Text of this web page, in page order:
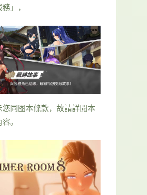
」，
您同图本條款，故請詳閱本
。